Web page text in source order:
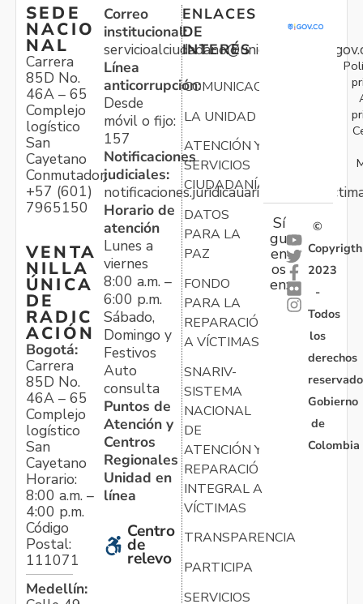
SEDE
NACIO
NAL
Carrera
85D No.
46A – 65
Complejo
logístico
San
Cayetano
Conmutador:
+57 (601)
7965150
VENTA
NILLA
ÚNICA
DE
RADIC
ACIÓN
Bogotá:
Carrera
85D No.
46A – 65
Complejo
logístico
San
Cayetano
Horario:
8:00 a.m. –
4:00 p.m.
Código
Postal:
111071
Medellín:
Correo
institucional:
Línea
anticorrupción:
Desde
móvil o fijo:
157
Notificaciones
judiciales:
Horario de
atención
Lunes a
viernes
8:00 a.m. –
6:00 p.m.
Sábado,
Domingo y
Festivos
Auto
consulta
Puntos de
Atención y
Centros
Regionales
Unidad en
línea
Centro
de
relevo
ENLACES
DE
INTERÉS
COMUNICACIONES
LA UNIDAD
ATENCIÓN Y
SERVICIOS
CIUDADANÍA
DATOS
PARA LA
PAZ
FONDO
PARA LA
REPARACIÓN
A VÍCTIMAS
SNARIV-
SISTEMA
NACIONAL
DE
ATENCIÓN Y
REPARACIÓN
INTEGRAL A
VÍCTIMAS
TRANSPARENCIA
PARTICIPA
SERVICIOS
Sí
gu
en
os
en:
©
Copyrigth
2023
-
Todos
los
derechos
Gobierno
de
Colombia